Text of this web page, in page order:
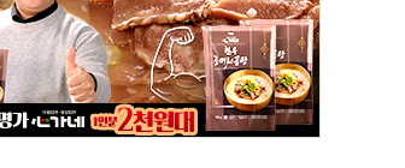
, 송정'과 상생
터 기반 메디테크 혁신허브' 구상